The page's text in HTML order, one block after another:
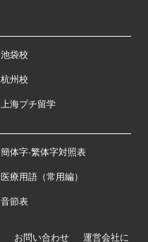
池袋校
杭州校
上海プチ留学
簡体字·繁体字対照表
医療用語（常用編）
音節表
お問い合わせ 運営会社に